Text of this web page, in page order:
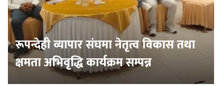
रूपन्देही व्यापार संघमा नेतृत्व विकास तथा
क्षमता अभिवृद्धि कार्यक्रम सम्पन्न